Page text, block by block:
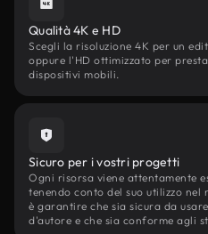
Qualità 4K e HD
Scegli la risoluzione 4K per un
oppure l'HD ottimizzato per
dispositivi mobili.
Sicuro per i vostri progetti
Ogni risorsa viene attentamente
tenendo conto del suo utilizzo
è garantire che sia sicura da
d'autore e che sia conforme agli